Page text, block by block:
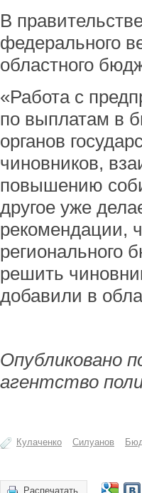
В
федерального
областного
«Работа с
по выплатам в
органов
чиновников,
повышению
другое уже
рекомендации,
регионального
решить
добавили в
Опубликовано
агентство
Кулаченко Силуанов
Распечатать